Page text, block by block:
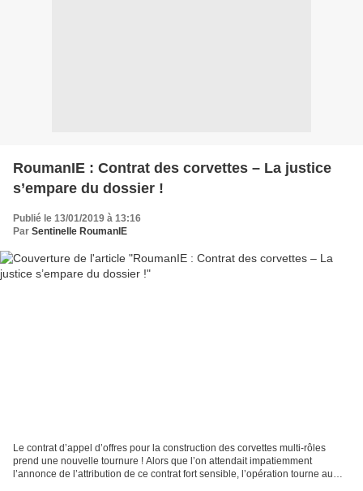
RoumanIE : Contrat des corvettes – La justice
s’empare du dossier !
Publié le 13/01/2019 à 13:16
Par Sentinelle RoumanIE
Le contrat d’appel d’offres pour la construction des corvettes multi-rôles
prend une nouvelle tournure ! Alors que l’on attendait impatiemment
l’annonce de l’attribution de ce contrat fort sensible, l’opération tourne au